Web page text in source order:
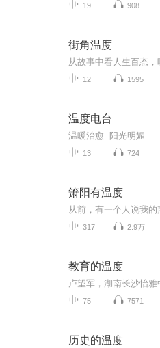
19 908
街角温度
从故事中看人生百态，
12 1595
温度电台
温暖治愈 阳光明媚
13 724
箫阳有温度
317 2.9万
教育的温度
75 7571
历史的温度